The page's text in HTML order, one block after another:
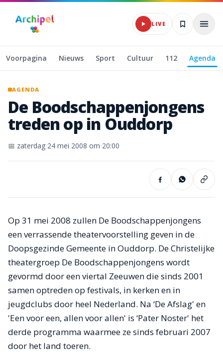
Naar hoofdinhoud
LIVE
Voorpagina Nieuws Sport Cultuur 112 Agenda
AGENDA
De Boodschappenjongens
tredenop in Ouddorp
📅 zaterdag 24 mei 2008 om 20:00
Op 31 mei 2008 zullen De Boodschappenjongens
een verrassende theatervoorstelling geven in de
Doopsgezinde Gemeente in Ouddorp. De Christelijke
theatergroep De Boodschappenjongens wordt
gevormd door een viertal Zeeuwen die sinds 2001
samen optreden op festivals, in kerken en in
jeugdclubs door heel Nederland. Na ‘De Afslag' en
'Een voor een, allen voor allen' is ‘Pater Noster' het
derde programma waarmee ze sinds februari 2007
door het land toeren.